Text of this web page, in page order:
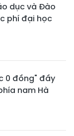
dục và Đào
phí đại học
0 đồng" đầy
nam Hà